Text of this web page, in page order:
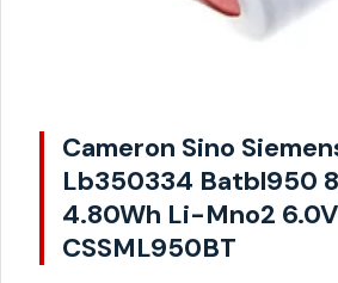
Cameron Sino
Lb350334 Batbl950
4.80Wh Li-Mno2 6.0V
CSSML950BT